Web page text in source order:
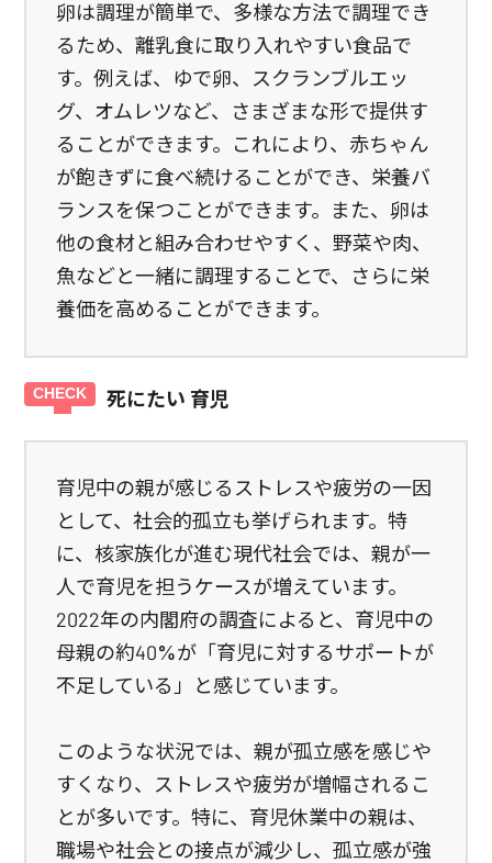
卵は調理が簡単で、多様な方法で調理でき
るため、離乳食に取り入れやすい食品で
す。例えば、ゆで卵、スクランブルエッ
グ、オムレツなど、さまざまな形で提供す
ることができます。これにより、赤ちゃん
が飽きずに食べ続けることができ、栄養バ
ランスを保つことができます。また、卵は
他の食材と組み合わせやすく、野菜や肉、
魚などと一緒に調理することで、さらに栄
養価を高めることができます。
死にたい 育児
育児中の親が感じるストレスや疲労の一因
として、社会的孤立も挙げられます。特
に、核家族化が進む現代社会では、親が一
人で育児を担うケースが増えています。
2022年の内閣府の調査によると、育児中の
母親の約40%が「育児に対するサポートが
不足している」と感じています。
このような状況では、親が孤立感を感じや
すくなり、ストレスや疲労が増幅されるこ
とが多いです。特に、育児休業中の親は、
職場や社会との接点が減少し、孤立感が強